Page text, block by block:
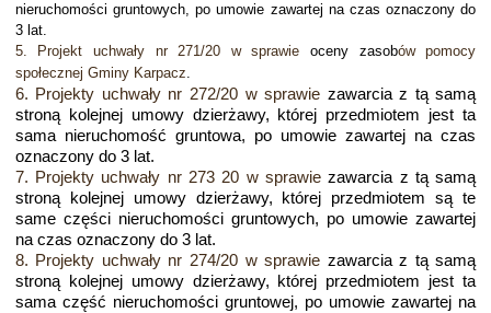
nieruchomości gruntowych, po umowie zawartej na czas oznaczony do
3 lat.
5. Projekt uchwały nr 271/20 w sprawieoceny zasobów pomocy
społecznej Gminy Karpacz.
6. Projekty uchwały nr 272/20 w sprawie zawarcia z tą samą
stroną kolejnej umowy dzierżawy, której przedmiotem jest ta
sama nieruchomość gruntowa, po umowie zawartej na czas
oznaczony do 3 lat.
7. Projekty uchwały nr 273 20 w sprawiezawarcia z tą samą
stroną kolejnej umowy dzierżawy, której przedmiotem są te
same części nieruchomości gruntowych, po umowie zawartej
na czas oznaczony do 3 lat.
8. Projekty uchwały nr 274/20 w sprawie zawarcia z tą samą
stroną kolejnej umowy dzierżawy, której przedmiotem jest ta
sama część nieruchomości gruntowej, po umowie zawartej na